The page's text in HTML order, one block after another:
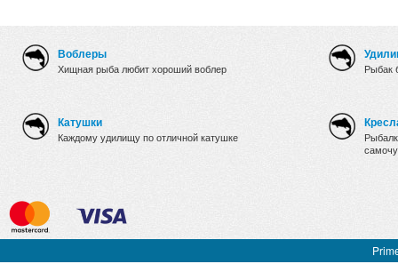
Воблеры
Хищная рыба любит хороший воблер
Катушки
Каждому удилищу по отличной катушке
Рыбак